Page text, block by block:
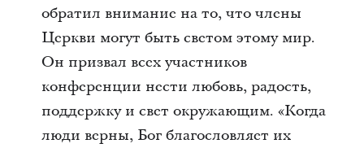
обратил внимание на то, что члены
Церкви могут быть светом этому мир.
Он призвал всех участников
конференции нести любовь, радость,
поддержку и свет окружающим. «Когда
люди верны, Бог благословляет их